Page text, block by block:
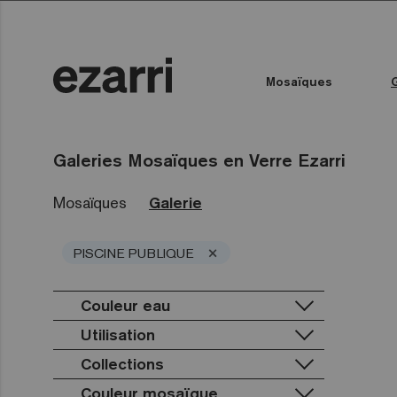
Mosaïques
Galeries Mosaïques en Verre Ezarri
Mosaïques Galerie
PISCINE PUBLIQUE ×
Couleur eau
Utilisation
Piscine privée
Piscine publique
Collections